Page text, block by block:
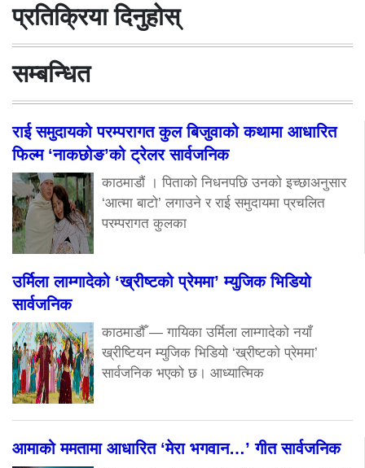
प्रतिक्रिया दिनुहोस्
सम्बन्धित
राई समुदायको परम्परागत कुल बिजुवाको कथामा आधारित
फिल्म ‘नाकछोङ’को ट्रेलर सार्वजनिक
काठमाडौं । पिताको निधनपछि उनको इच्छाअनुसार
‘आत्मा बाटो’ लगाउने र राई समुदायमा प्रचलित
परम्परागत कुलका
उर्मिला लाम्गादेको ‘ख्रीष्टको प्रेममा’ म्युजिक भिडियो
सार्वजनिक
काठमाडौँ — गायिका उर्मिला लाम्गादेको नयाँ
ख्रीष्टियन म्युजिक भिडियो ‘ख्रीष्टको प्रेममा’
सार्वजनिक भएको छ। आध्यात्मिक
आमाको ममतामा आधारित ‘मेरा भगवान…’ गीत सार्वजनिक